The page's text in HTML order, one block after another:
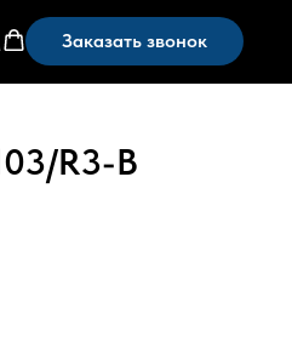
Заказать звонок
R3-B